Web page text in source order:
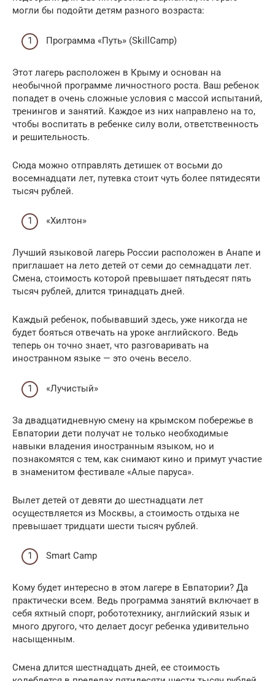
могли бы подойти детям разного возраста:
Программа «Путь» (SkillCamp)
Этот лагерь расположен в Крыму и основан на
необычной программе личностного роста. Ваш ребенок
попадет в очень сложные условия с массой испытаний,
тренингов и занятий. Каждое из них направлено на то,
чтобы воспитать в ребенке силу воли, ответственность
и решительность.
Сюда можно отправлять детишек от восьми до
восемнадцати лет, путевка стоит чуть более пятидесяти
тысяч рублей.
«Хилтон»
Лучший языковой лагерь России расположен в Анапе и
приглашает на лето детей от семи до семнадцати лет.
Смена, стоимость которой превышает пятьдесят пять
тысяч рублей, длится тринадцать дней.
Каждый ребенок, побывавший здесь, уже никогда не
будет бояться отвечать на уроке английского. Ведь
теперь он точно знает, что разговаривать на
иностранном языке — это очень весело.
«Лучистый»
За двадцатидневную смену на крымском побережье в
Евпатории дети получат не только необходимые
навыки владения иностранным языком, но и
познакомятся с тем, как снимают кино и примут участие
в знаменитом фестивале «Алые паруса».
Вылет детей от девяти до шестнадцати лет
осуществляется из Москвы, а стоимость отдыха не
превышает тридцати шести тысяч рублей.
Smart Camp
Кому будет интересно в этом лагере в Евпатории? Да
практически всем. Ведь программа занятий включает в
себя яхтный спорт, робототехнику, английский язык и
много другого, что делает досуг ребенка удивительно
насыщенным.
Смена длится шестнадцать дней, ее стоимость